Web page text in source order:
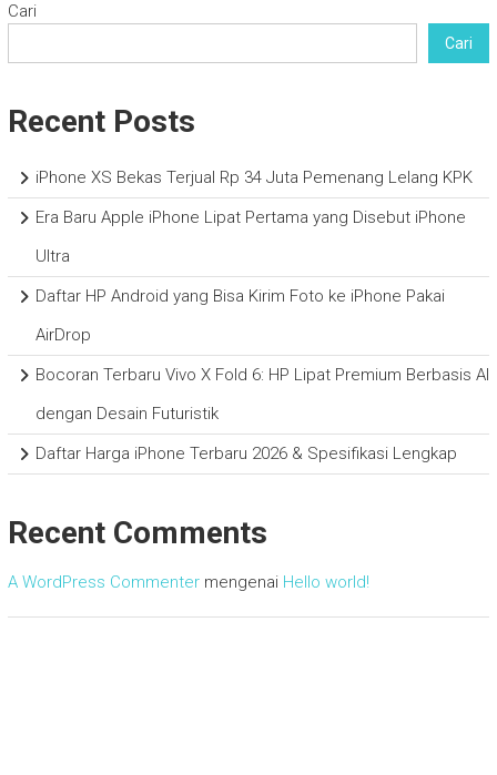
Cari
Cari
Recent Posts
iPhone XS Bekas Terjual Rp 34 Juta Pemenang Lelang KPK
Era Baru Apple iPhone Lipat Pertama yang Disebut iPhone
Ultra
Daftar HP Android yang Bisa Kirim Foto ke iPhone Pakai
AirDrop
Bocoran Terbaru Vivo X Fold 6: HP Lipat Premium Berbasis AI
dengan Desain Futuristik
Daftar Harga iPhone Terbaru 2026 & Spesifikasi Lengkap
Recent Comments
A WordPress Commentermengenai Hello world!